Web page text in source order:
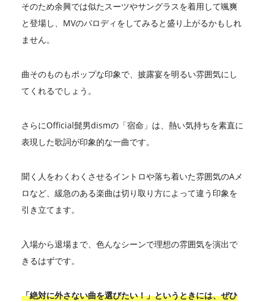
そのため余興では似たスーツやサングラスを着用して颯爽
と登場し、MVのパロディをしてみると盛り上がるかもしれ
ません。
曲そのものもポップな印象で、披露宴を明るい雰囲気にし
てくれるでしょう。
さらにOfficial髭男dismの「宿命」は、熱い気持ちを素直に
表現した歌詞が印象的な一曲です。
聞く人をわくわくさせるイントロや落ち着いた雰囲気のAメ
ロなど、緩急のある楽曲は切り取り方によって違う印象を
引き立てます。
入場から退場まで、色んなシーンで理想の雰囲気を演出で
きるはずです。
「絶対に外さない曲を選びたい！」というときには、ぜひ